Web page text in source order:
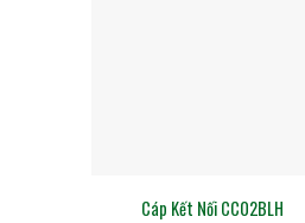
Cáp Kết Nối CC02BLH